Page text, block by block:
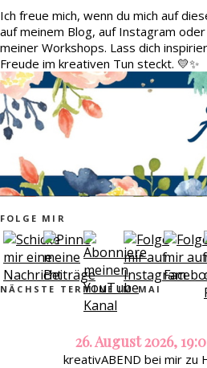
Ich freue mich, wenn du mich auf
auf meinem Blog, auf Instagram
meiner Workshops. Lass dich
Freude im kreativen Tun steckt. 💛✨
FOLGE MIR
NÄCHSTE TERMINE IM MAI
26. August 2026,
kreativABEND bei mir zu